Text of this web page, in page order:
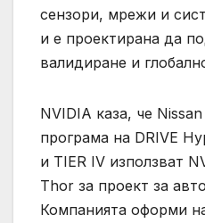
сензори, мрежи и
и е проектирана да
валидиране и
NVIDIA каза, че
програма на DRIVE
и TIER IV използват
Thor за проект за
Компанията оформи